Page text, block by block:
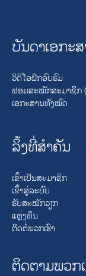
ບັນດາເອກະ
ວິດິໂອຝຶກອົບຮົມ
ຟອມສະໝັກສະມາຊິກ
ເອກະສານທັງໝົດ
ລິ້ງທີ່ສໍາຄັນ
ເຂົ້າເປັນສະມາຊິກ
ເຂົ້າສູ່ລະບົບ
ຮັບສະໝັກວຽກ
ແຫຼ່ງທຶນ
ຕິດຕໍ່ພວກເຮົາ
ຕິດຕາມພວກ